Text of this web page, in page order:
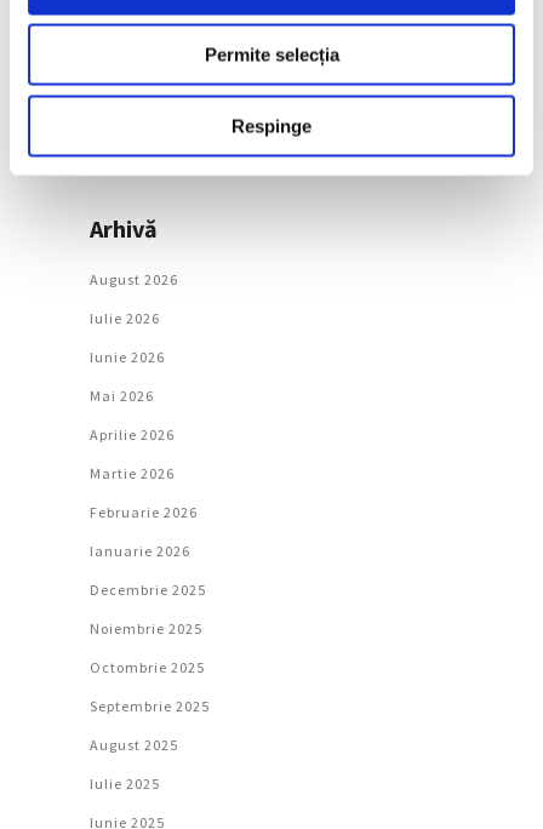
Permite selecția
Respinge
Societate
Urmăreşte-ne pe
Arhivă
August 2026
Iulie 2026
Iunie 2026
Mai 2026
Aprilie 2026
Martie 2026
Februarie 2026
Ianuarie 2026
Decembrie 2025
Noiembrie 2025
Octombrie 2025
Septembrie 2025
August 2025
Iulie 2025
Iunie 2025